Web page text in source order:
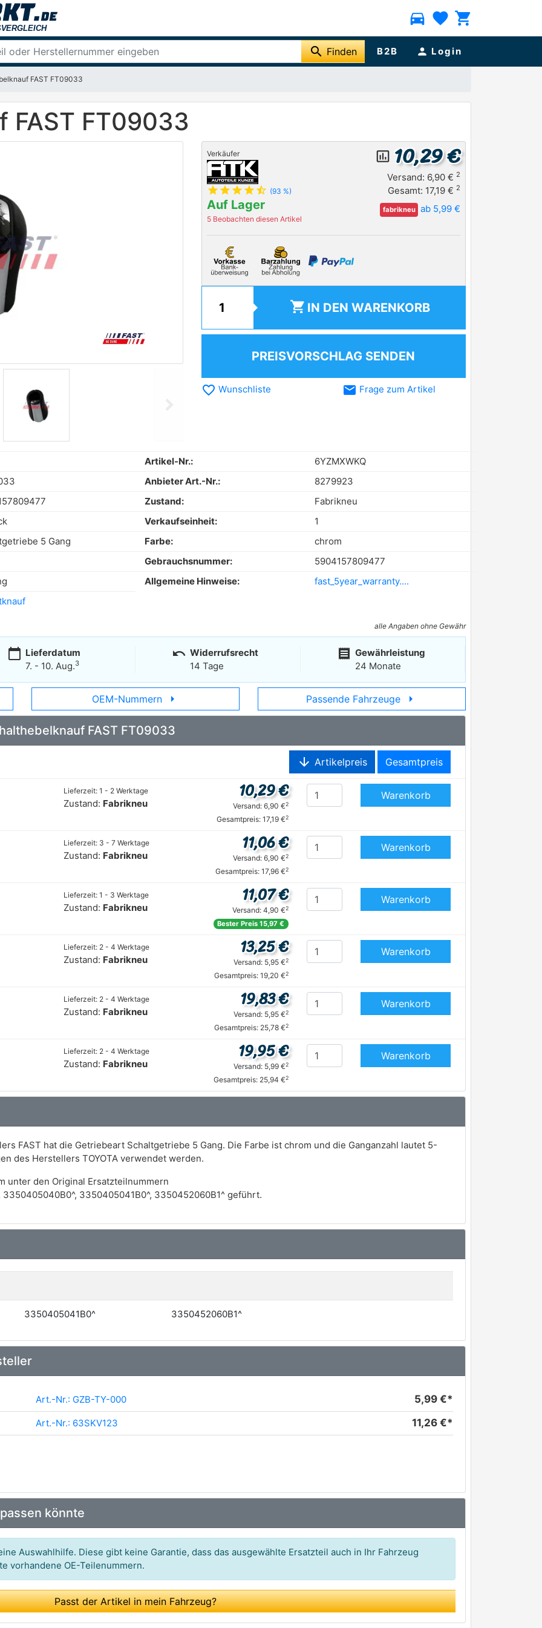
directions_car favorite shopping_cart
search Finden B2B person Login
FAST FT09033
FAST FT09033
Verkäufer
star star star star star_half (93 %)
Auf Lager
5 Beobachten diesen Artikel
insert_chart_outlined 10,29 €
Versand: 6,90 € 2
Gesamt: 17,19 € 2
fabrikneu ab 5,99 €
shopping_cart IN DEN WARENKORB
PREISVORSCHLAG SENDEN
favorite_border Wunschliste email Frage zum Artikel
Artikel-Nr.:
6YZMXWKQ
Anbieter Art.-Nr.:
8279923
Zustand:
Fabrikneu
Verkaufseinheit:
1
5 Gang Farbe:
chrom
Gebrauchsnummer:
5904157809477
Allgemeine Hinweise:
fast_5year_warranty....
alle Angaben ohne Gewähr
calendar_today Lieferdatum
7. - 10. Aug.3
undo Widerrufsrecht
14 Tage
receipt Gewährleistung
24 Monate
OEM-Nummern arrow_right Passende Fahrzeuge arrow_right
FAST FT09033
arrow_downward Artikelpreis Gesamtpreis
Lieferzeit: 1 - 2 Werktage
Zustand: Fabrikneu
10,29 €
Versand: 6,90 €2
Gesamtpreis: 17,19 €2
Warenkorb
Lieferzeit: 3 - 7 Werktage
Zustand: Fabrikneu
11,06 €
Versand: 6,90 €2
Gesamtpreis: 17,96 €2
Warenkorb
Lieferzeit: 1 - 3 Werktage
Zustand: Fabrikneu
11,07 €
Versand: 4,90 €2
Bester Preis 15,97 €
Warenkorb
Lieferzeit: 2 - 4 Werktage
Zustand: Fabrikneu
13,25 €
Versand: 5,95 €2
Gesamtpreis: 19,20 €2
Warenkorb
Lieferzeit: 2 - 4 Werktage
Zustand: Fabrikneu
19,83 €
Versand: 5,95 €2
Gesamtpreis: 25,78 €2
Warenkorb
Lieferzeit: 2 - 4 Werktage
Zustand: Fabrikneu
19,95 €
Versand: 5,99 €2
Gesamtpreis: 25,94 €2
Warenkorb
FAST hat die Getriebeart Schaltgetriebe 5 Gang. Die Farbe ist chrom und die Ganganzahl lautet 5-
des Herstellers TOYOTA verwendet werden.
unter den Original Ersatzteilnummern
3350405041B0^, 3350452060B1^ geführt.
3350405041B0^ 3350452060B1^
Art.-Nr.: GZB-TY-000 5,99 €*
Art.-Nr.: 63SKV123 11,26 €*
könnte
Auswahlhilfe. Diese gibt keine Garantie, dass das ausgewählte Ersatzteil auch in Ihr Fahrzeug
vorhandene OE-Teilenummern.
Passt der Artikel in mein Fahrzeug?